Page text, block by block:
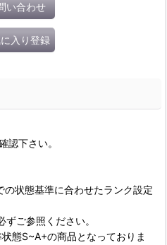
い合わせ
入り登録
認下さい。
状態基準に合わせたランク設定
ずご参照ください。
態S~A+の商品となっておりま